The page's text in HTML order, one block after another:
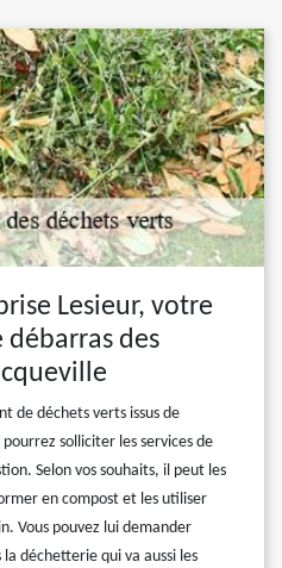
Lesieur, votre
des
de déchets verts issus de
solliciter les services de
Selon vos souhaits, il peut les
en compost et les utiliser
Vous pouvez lui demander
déchetterie qui va aussi les